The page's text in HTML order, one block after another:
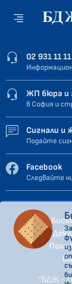
02 931 11 11
ЖП бюра и
в София и
Сигнали и
Подайте
Facebook
Следвайте
“БДЖ -